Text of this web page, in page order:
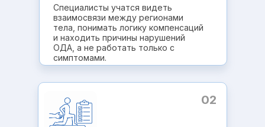
Специалисты учатся видеть
взаимосвязи между регионами
тела, понимать логику компенсаций
и находить причины нарушений
ОДА, а не работать только с
симптомами.
02